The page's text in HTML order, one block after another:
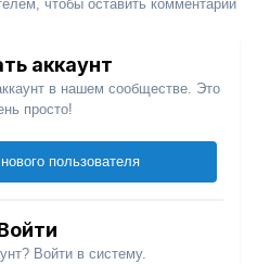
чтобы оставить комментарий
аккаунт
в нашем сообществе. Это
просто!
пользователя
Войти в систему.